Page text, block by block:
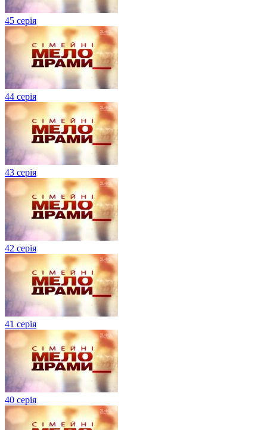
45 серія
44 серія
43 серія
42 серія
41 серія
40 серія